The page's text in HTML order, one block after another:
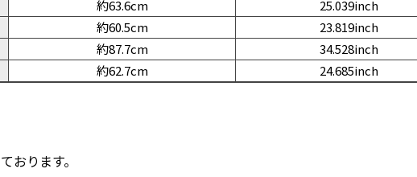
約63.6cm
25.039inch
約60.5cm
23.819inch
約87.7cm
34.528inch
約62.7cm 24.685inch
ります。